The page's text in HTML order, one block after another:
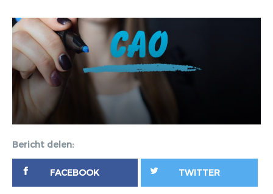
Bericht delen:
FACEBOOK TWITTER